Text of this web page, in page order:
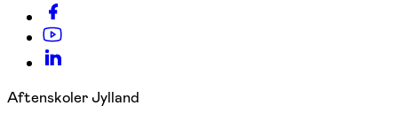
Aftenskoler Jylland